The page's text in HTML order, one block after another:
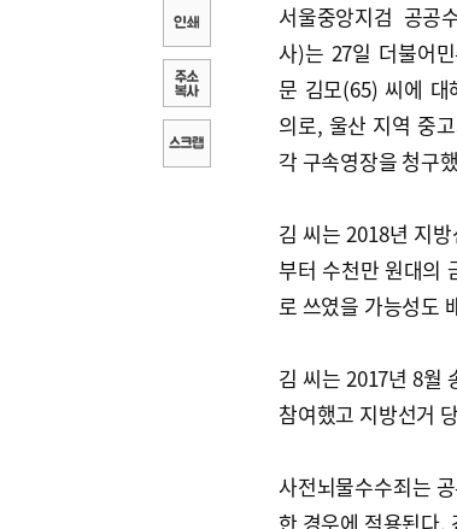
서울중앙지검 공공
사)는 27일 더불어
문 김모(65) 씨에 대
의로, 울산 지역 중
각 구속영장을 청구
김 씨는 2018년 지
부터 수천만 원대의
로 쓰였을 가능성도
김 씨는 2017년 8월
참여했고 지방선거
사전뇌물수수죄는
한 경우에 적용된다.